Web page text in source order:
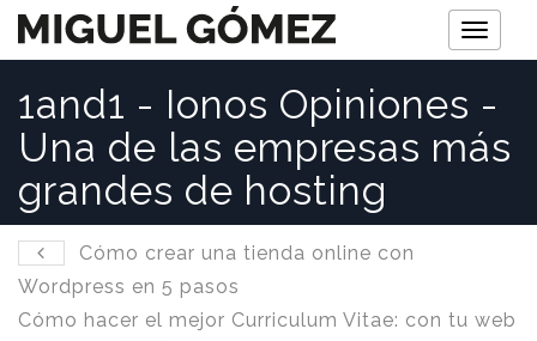
M
n
ú
1and1 - Ionos Opiniones -
Una de las empresas más
grandes de hosting
Cómo crear una tienda online con
Wordpress en 5 pasos
Cómo hacer el mejor Curriculum Vitae: con tu web